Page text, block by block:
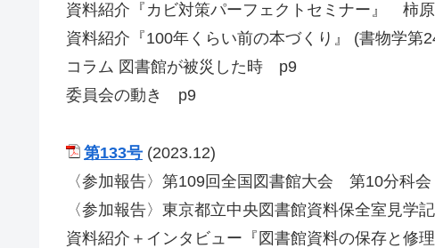
資料紹介『カビ対策パーフェクトセミナー』 柿
資料紹介『100年くらい前の本づくり』 (書物学
コラム 図書館が被災した時 p9
委員会の動き p9
第133号 (2023.12)
〈参加報告〉第109回全国図書館大会 第10分科
〈参加報告〉東京都立中央図書館資料保全室見
資料紹介＋インタビュー『図書館資料の保存と